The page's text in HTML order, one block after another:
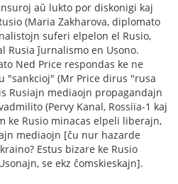
aŭ lukto por diskonigi kaj
(Maria Zakharova, diplomato
suferi elpelon el Rusio,
Rusia ĵurnalismo en Usono.
Ned Price respondas ke ne
"sankcioj" (Mr Price dirus "rusa
Rusiajn mediaojn propagandajn
(Pervy Kanal, Rossiïa-1 kaj
ke Rusio minacas elpeli liberajn,
mediaojn [ĉu nur hazarde
Estus bizare ke Rusio
se ekz ĉomskieskajn].